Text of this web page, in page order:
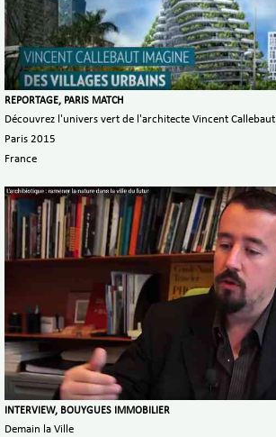
REPORTAGE, PARIS MATCH
Découvrez l'univers vert de l'architecte Vincent Callebaut
Paris 2015
France
INTERVIEW, BOUYGUES IMMOBILIER
Demain la Ville